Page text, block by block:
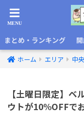
まとめ・ランキング
ホーム エリア 中
【土曜日限定】
ウトが10%OFFで